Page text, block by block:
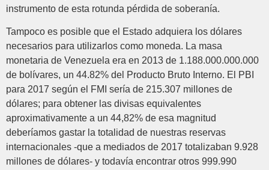
instrumento de esta rotunda pérdida de soberanía.
Tampoco es posible que el Estado adquiera los dólares
necesarios para utilizarlos como moneda. La masa
monetaria de Venezuela era en 2013 de 1.188.000.000.000
de bolívares, un 44.82% del Producto Bruto Interno. El PBI
para 2017 según el FMI sería de 215.307 millones de
dólares; para obtener las divisas equivalentes
aproximativamente a un 44,82% de esa magnitud
deberíamos gastar la totalidad de nuestras reservas
internacionales -que a mediados de 2017 totalizaban 9.928
millones de dólares- y todavía encontrar otros 999.990